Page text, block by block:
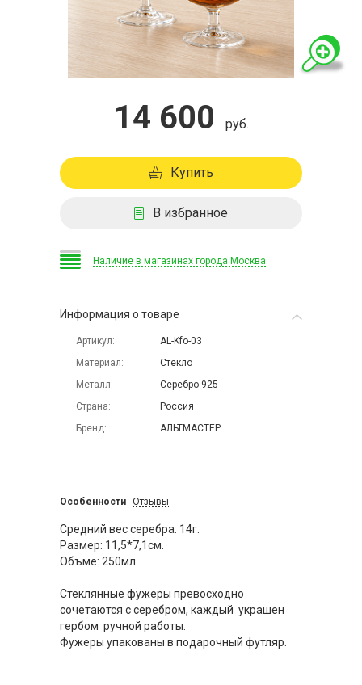
14 600 руб.
Купить
В избранное
Наличие в магазинах города Москва
Информация о товаре
Артикул
AL-Kfo-03
Материал
Стекло
Металл
Серебро 925
Страна
Россия
Бренд
АЛЬТМАСТЕР
Особенности Отзывы
Средний вес серебра: 14г.
Размер: 11,5*7,1см.
Объме: 250мл.
Стеклянные фужеры превосходно
сочетаются с серебром, каждый украшен
гербом ручной работы.
Фужеры упакованы в подарочный футляр.